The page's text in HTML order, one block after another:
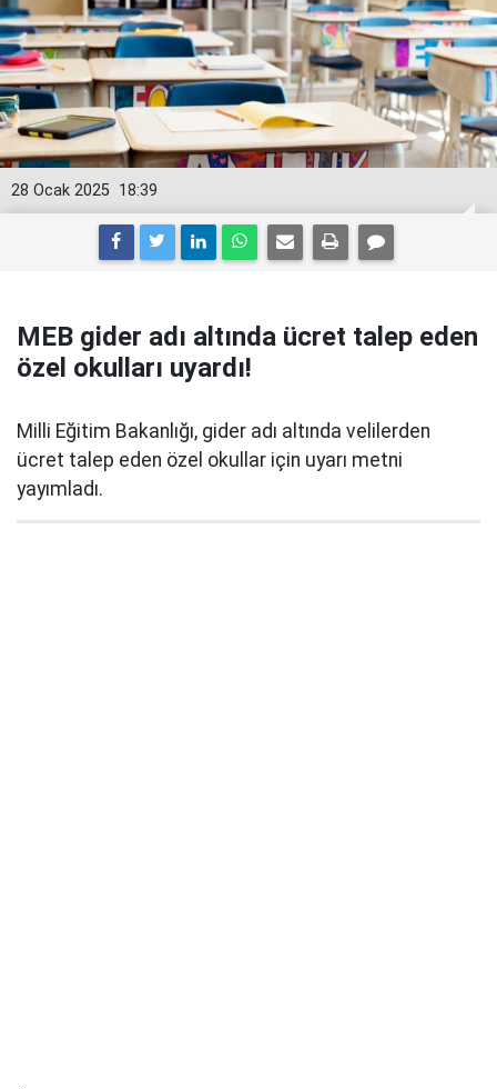
18:39
28 Ocak 2025
MEB gider adı altında ücret talep eden
özel okulları uyardı!
Milli Eğitim Bakanlığı, gider adı altında velilerden
ücret talep eden özel okullar için uyarı metni
yayımladı.